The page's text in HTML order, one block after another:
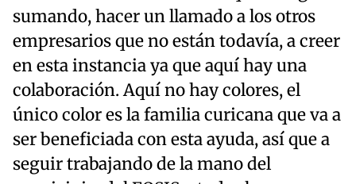
sumando, hacer un llamado a los otros
empresarios que no están todavía, a creer
en esta instancia ya que aquí hay una
colaboración. Aquí no hay colores, el
único color es la familia curicana que va a
ser beneficiada con esta ayuda, así que a
seguir trabajando de la mano del